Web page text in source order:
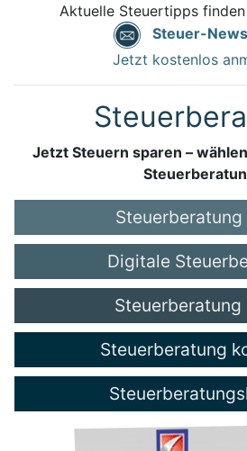
Aktuelle Steuertipps
Steuer-
Jetzt kostenlos
Jetzt Steuern sparen –
Steuerberatung
Digitale
Steuerberatung
Steuerberatung